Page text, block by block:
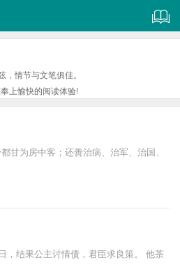
情节与文笔俱佳。
上愉快的阅读体验!
甘为房中客；还善治病、治军、治国、
结果公主讨情债，君臣求良策。 他茶